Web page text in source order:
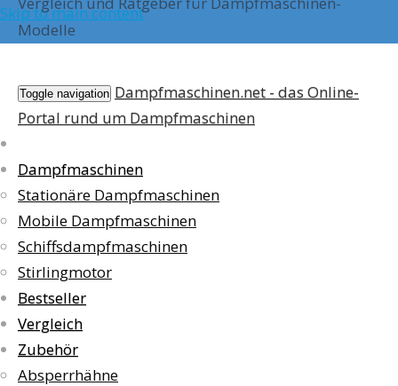
Skip to main content
Modelle
Toggle navigation Dampfmaschinen.net - das Online-
Portal rund um Dampfmaschinen
Dampfmaschinen
Stationäre Dampfmaschinen
Mobile Dampfmaschinen
Schiffsdampfmaschinen
Stirlingmotor
Bestseller
Vergleich
Zubehör
Absperrhähne